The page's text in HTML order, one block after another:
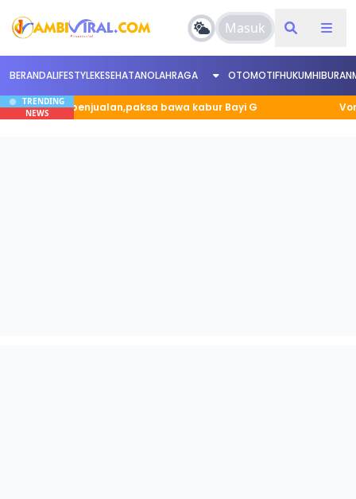
Masuk
BERANDALIFESTYLEKESEHATANOLAHRAGA OTOMOTIFHUKUMHIBURAN
TRENDING
NEWS
penjualan,paksa bawa kabur Bayi G Vonis